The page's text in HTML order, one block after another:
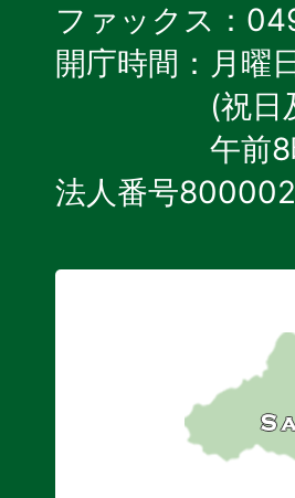
ファックス：
開庁時間：月曜
(祝日
午前
法人番号